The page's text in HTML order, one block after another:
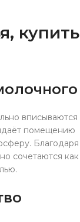
купить
вписываются
помещению
Благодаря
сочетаются как